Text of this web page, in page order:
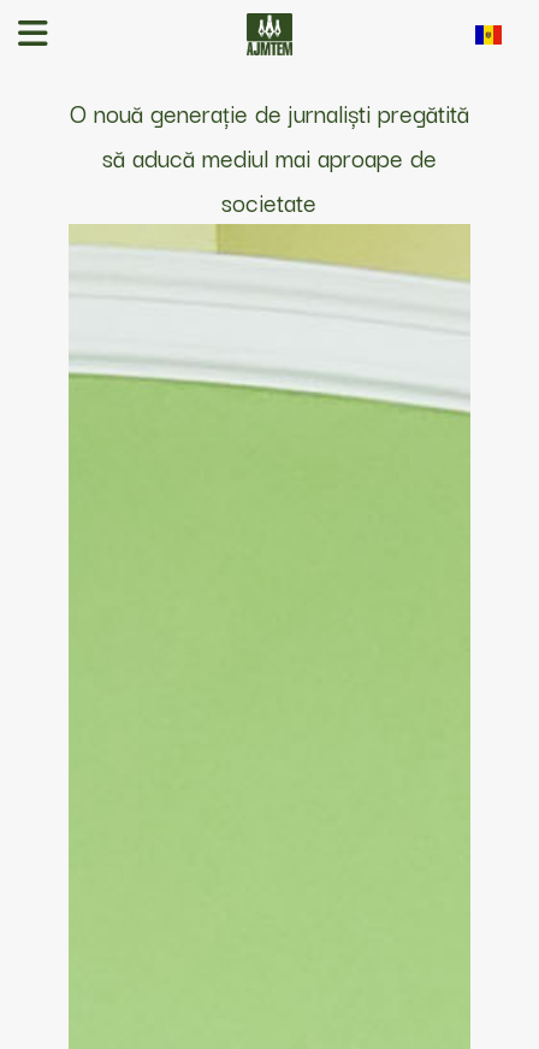
O nouă generație de jurnaliști pregătită
să aducă mediul mai aproape de
societate